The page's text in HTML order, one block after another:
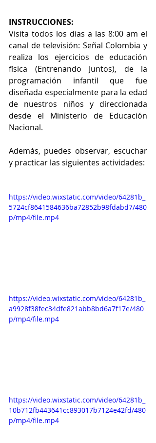
INSTRUCCIONES:
Visita todos los días a las 8:00 am el
canal de televisión: Señal Colombia y
realiza los ejercicios de educación
física (Entrenando Juntos), de la
programación infantil que fue
diseñada especialmente para la edad
de nuestros niños y direccionada
desde el Ministerio de Educación
Nacional.
Además, puedes observar, escuchar
y practicar las siguientes actividades:
https://video.wixstatic.com/video/64281b_
5724cf8641584636ba72852b98fdabd7/480
p/mp4/file.mp4
https://video.wixstatic.com/video/64281b_
a9928f38fec34dfe821abb8bd6a7f17e/480
p/mp4/file.mp4
https://video.wixstatic.com/video/64281b_
10b712fb443641cc893017b7124e42fd/480
p/mp4/file.mp4